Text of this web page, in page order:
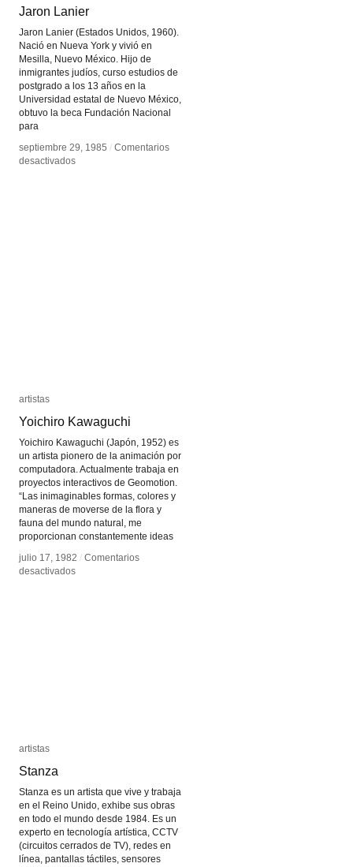
Jaron Lanier
Jaron Lanier (Estados Unidos, 1960).
Nació en Nueva York y vivió en
Mesilla, Nuevo México. Hijo de
inmigrantes judíos, curso estudios de
postgrado a los 13 años en la
Universidad estatal de Nuevo México,
obtuvo la beca Fundación Nacional
para
septiembre 29, 1985 / Comentarios
desactivadosen
Jaron Lanier
septiembre 29, 1985 / Comentarios
desactivadosen
artistas
Yoichiro Kawaguchi
Yoichiro Kawaguchi (Japón, 1952) es
un artista pionero de la animación por
computadora. Actualmente trabaja en
proyectos interactivos de Geomotion.
“Las inimaginables formas, colores y
maneras de moverse de la flora y
fauna del mundo natural, me
proporcionan constantemente ideas
julio 17, 1982 / Comentarios
desactivadosen
artistas
Yoichiro Kawaguchi
julio 17, 1982 / Comentarios
desactivadosen
artistas
Stanza
Stanza es un artista que vive y trabaja
en el Reino Unido, exhibe sus obras
en todo el mundo desde 1984. Es un
experto en tecnología artística, CCTV
(circuitos cerrados de TV), redes en
línea, pantallas táctiles, sensores
artistas
Stanza